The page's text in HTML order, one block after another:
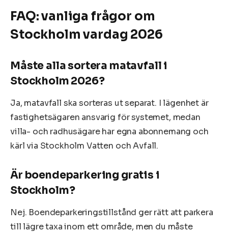
FAQ: vanliga frågor om
Stockholm vardag 2026
Måste alla sortera matavfall i
Stockholm 2026?
Ja, matavfall ska sorteras ut separat. I lägenhet är
fastighetsägaren ansvarig för systemet, medan
villa- och radhusägare har egna abonnemang och
kärl via Stockholm Vatten och Avfall.
Är boendeparkering gratis i
Stockholm?
Nej. Boendeparkeringstillstånd ger rätt att parkera
till lägre taxa inom ett område, men du måste